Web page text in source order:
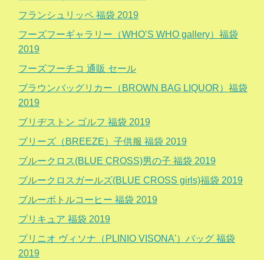
フランシュリッペ 福袋 2019
フーズフーギャラリー（WHO’S WHO gallery）福袋
2019
フーズフーチコ 通販 セール
ブラウンバッグリカー（BROWN BAG LIQUOR）福袋
2019
ブリヂストン ゴルフ 福袋 2019
ブリーズ（BREEZE）子供服 福袋 2019
ブルークロス(BLUE CROSS)男の子 福袋 2019
ブルークロスガールズ(BLUE CROSS girls)福袋 2019
ブルーボトルコーヒー 福袋 2019
プリキュア 福袋 2019
プリニオ ヴィソナ（PLINIO VISONA'）バッグ 福袋
2019